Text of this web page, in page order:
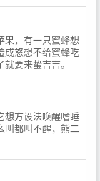
果，有一只蜜蜂想
成怒想不给蜜蜂吃
要来蛰吉吉。
想方设法唤醒嗜睡
叫都叫不醒，熊二